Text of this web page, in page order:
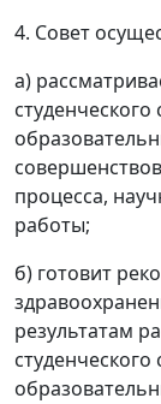
4. Совет
а)
процесса,
работы;
б) готовит
результатам